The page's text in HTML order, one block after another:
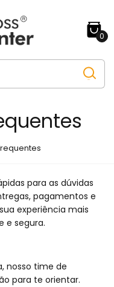
0
para as dúvidas
pagamentos e
experiência mais
e segura.
nosso time de
para te orientar.